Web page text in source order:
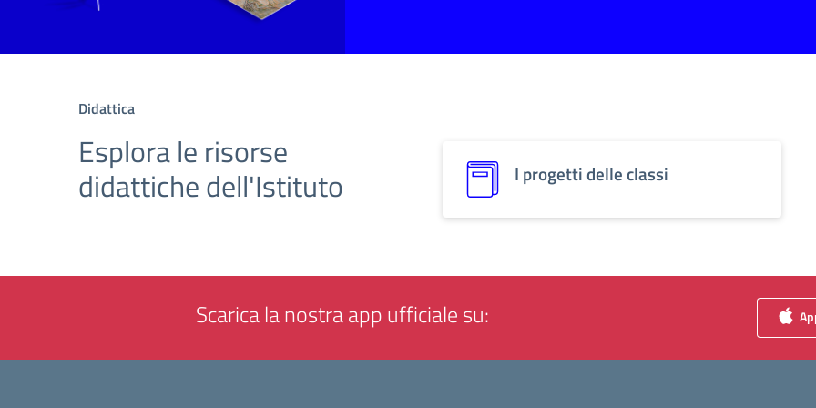
Didattica
Esplora le risorse
didattiche dell'Istituto I progetti delle classi
Scarica la nostra app ufficiale su: